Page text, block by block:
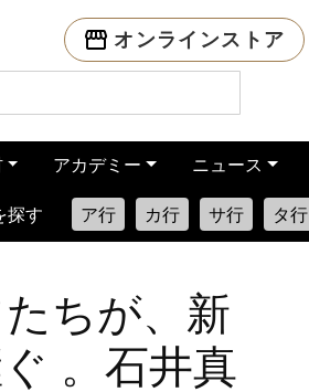
オンラインストア
アカデミー ニュース
探す ア行 カ行 サ行 タ行
ちが、新
。石井真